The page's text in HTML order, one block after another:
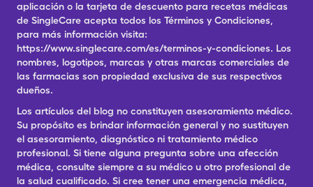
aplicación o la tarjeta de descuento para recetas médicas
de SingleCare acepta todos los Términos y Condiciones,
para más información visita:
https://www.singlecare.com/es/terminos-y-condiciones. Los
nombres, logotipos, marcas y otras marcas comerciales de
las farmacias son propiedad exclusiva de sus respectivos
dueños.
Los artículos del blog no constituyen asesoramiento médico.
Su propósito es brindar información general y no sustituyen
el asesoramiento, diagnóstico ni tratamiento médico
profesional. Si tiene alguna pregunta sobre una afección
médica, consulte siempre a su médico u otro profesional de
la salud cualificado. Si cree tener una emergencia médica,